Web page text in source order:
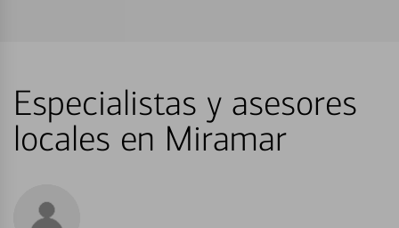
Especialistas y asesores
locales en Miramar